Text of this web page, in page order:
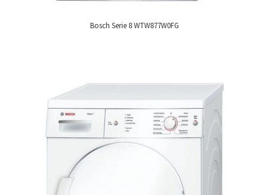
Bosch Serie 8 WTW877W0FG